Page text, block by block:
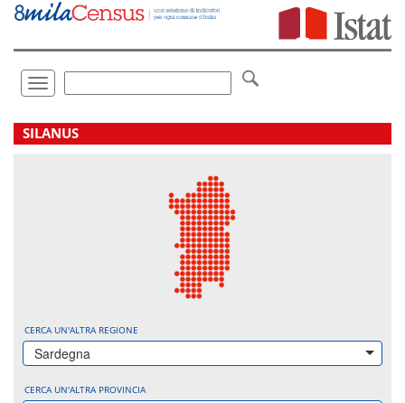
Vai
direttamente
Toggle
navigation
.
SILANUS
CERCA UN'ALTRA REGIONE
Sardegna
CERCA UN'ALTRA PROVINCIA